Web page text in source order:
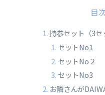
目
持参セット（3セ
セットNo1
セットNo２
セットNo3
お隣さんが